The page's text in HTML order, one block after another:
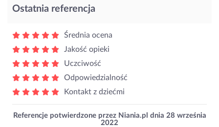
Ostatnia referencja
Średnia ocena
Jakość opieki
Uczciwość
Odpowiedzialność
Kontakt z dziećmi
Referencje potwierdzone przez Niania.pl dnia 28 września
2022